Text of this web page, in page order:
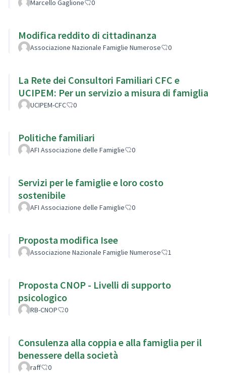
Marcello Gaglione 0
Modifica reddito di cittadinanza
Associazione Nazionale Famiglie Numerose 0
La Rete dei Consultori Familiari CFC e
UCIPEM: Per un servizio a misura di famiglia
UCIPEM-CFC 0
Politiche familiari
AFI Associazione delle Famiglie 0
Servizi per le famiglie e loro costo
sostenibile
AFI Associazione delle Famiglie 0
Proposta modifica Isee
Associazione Nazionale Famiglie Numerose 1
Proposta CNOP - Livelli di supporto
psicologico
RB-CNOP 0
Consulenza alla coppia e alla famiglia per il
benessere della società
raff 0